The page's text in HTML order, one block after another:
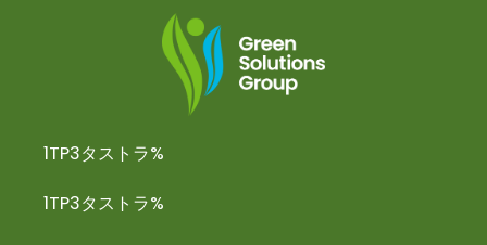
1TP3タストラ%
1TP3タストラ%